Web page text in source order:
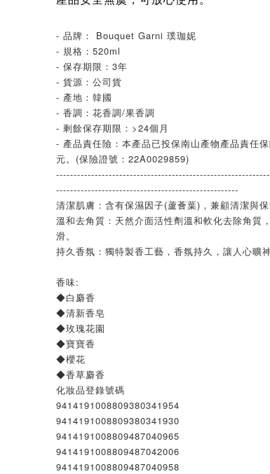
- 品牌： Bouquet Garni 璞珈妮
- 規格：520ml
- 保存期限：3年
- 貨源：公司貨
- 產地：韓國
- 香調：花香調/果香調
- 剩餘保存期限：>24個月
- 產品責任險：本產品已投保南山產物產品責任
元。(保險證號：22A0029859)
----------------------------------------------------
清潔肌膚：含有保濕因子(蘆薈葉)，兼顧清潔與保
溫和去角質：天然介面活性劑溫和軟化去除角質
滑。
持久香氛：獨特製香工藝，香氛持久，讓人心曠
香味:
◆白麝香
◆清新香皂
◆玫瑰花園
◆寶寶香
◆櫻花
◆香草麝香
化妝品登錄號碼
9414191008809380341954
9414191008809380341930
9414191008809487040965
9414191008809487042006
9414191008809487040958